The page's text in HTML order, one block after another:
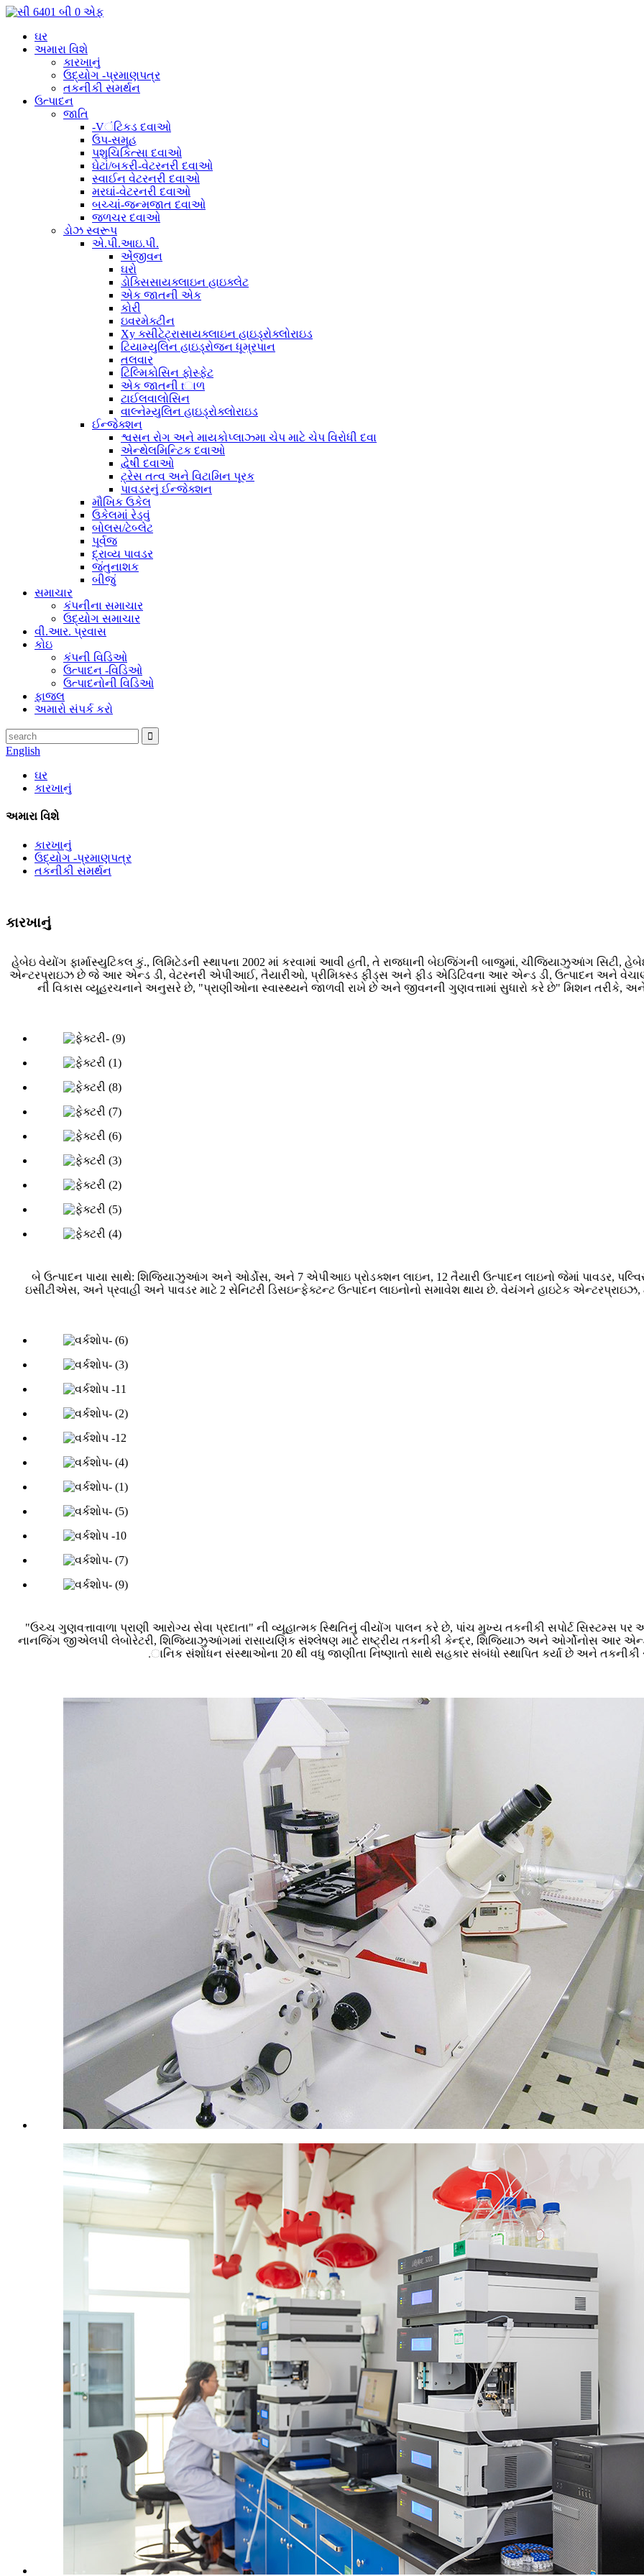
ઘર
અમારા વિશે
કારખાનું
ઉદ્યોગ -પ્રમાણપત્ર
તકનીકી સમર્થન
ઉત્પાદન
જાતિ
-Vંટિકડ દવાઓ
ઉપ-સમૂહ
પશુચિકિત્સા દવાઓ
ઘેટાં/બકરી-વેટરનરી દવાઓ
સ્વાઈન વેટરનરી દવાઓ
મરઘાં-વેટરનરી દવાઓ
બચ્ચાં-જન્મજાત દવાઓ
જળચર દવાઓ
ડોઝ સ્વરૂપ
એ.પી.આઇ.પી.
એંજીવન
ઘરો
ડોક્સિસાયક્લાઇન હાઇક્લેટ
એક જાતની એક
કોરી
ઇવરમેક્ટીન
Xy ક્સીટેટ્રાસાયક્લાઇન હાઇડ્રોક્લોરાઇડ
ટિયામ્યુલિન હાઇડ્રોજન ધૂમ્રપાન
તલવાર
ટિલ્મિકોસિન ફોસ્ફેટ
એક જાતની tાળ
ટાઈલવાલોસિન
વાલ્નેમ્યુલિન હાઇડ્રોક્લોરાઇડ
ઈન્જેક્શન
શ્વસન રોગ અને માયકોપ્લાઝ્મા ચેપ માટે ચેપ વિરોધી દવા
એન્થેલમિન્ટિક દવાઓ
દ્વેષી દવાઓ
ટ્રેસ તત્વ અને વિટામિન પૂરક
પાવડરનું ઈન્જેક્શન
મૌખિક ઉકેલ
ઉકેલમાં રેડવું
બોલસ/ટેબ્લેટ
પૂર્વજ
દ્રાવ્ય પાવડર
જંતુનાશક
બીજું
સમાચાર
કંપનીના સમાચાર
ઉદ્યોગ સમાચાર
વી.આર. પ્રવાસ
કોઇ
કંપની વિડિઓ
ઉત્પાદન -વિડિઓ
ઉત્પાદનોની વિડિઓ
ફાજલ
અમારો સંપર્ક કરો
English
ઘર
કારખાનું
અમારા વિશે
કારખાનું
ઉદ્યોગ -પ્રમાણપત્ર
તકનીકી સમર્થન
કારખાનું
હેબેઇ વેયોંગ ફાર્માસ્યુટિકલ કું., લિમિટેડની સ્થાપના 2002 માં કરવામાં આવી હતી, તે રાજધાની બેઇજિંગની બાજુમાં, ચીજિયાઝુઆંગ સિટી,
એન્ટરપ્રાઇઝ છે જે આર એન્ડ ડી, વેટરનરી એપીઆઈ, તૈયારીઓ, પ્રીમિક્સ્ડ ફીડ્સ અને ફીડ એડિટિવના આર એન્ડ ડી, ઉત્પાદન અને
ની વિકાસ વ્યૂહરચનાને અનુસરે છે, "પ્રાણીઓના સ્વાસ્થ્યને જાળવી રાખે છે અને જીવનની ગુણવત્તામાં સુધારો કરે છે" મિશન તરીકે,
બે ઉત્પાદન પાયા સાથે: શિજિયાઝુઆંગ અને ઓર્ડોસ, અને 7 એપીઆઇ પ્રોડક્શન લાઇન, 12 તૈયારી ઉત્પાદન લાઇનો જેમાં પાવડર,
ઇસીટીએસ, અને પ્રવાહી અને પાવડર માટે 2 સેનિટરી ડિસઇન્ફેક્ટન્ટ ઉત્પાદન લાઇનોનો સમાવેશ થાય છે. વેયંગને હાઇટેક
"ઉચ્ચ ગુણવત્તાવાળા પ્રાણી આરોગ્ય સેવા પ્રદાતા" ની વ્યૂહાત્મક સ્થિતિનું વીયોંગ પાલન કરે છે, પાંચ મુખ્ય તકનીકી સપોર્ટ સિસ્ટમ્સ પર
નાનજિંગ જીએલપી લેબોરેટરી, શિજિયાઝુઆંગમાં રાસાયણિક સંશ્લેષણ માટે રાષ્ટ્રીય તકનીકી કેન્દ્ર, શિજિયાઝ અને ઓર્ગોનોસ આર
.ાનિક સંશોધન સંસ્થાઓના 20 થી વધુ જાણીતા નિષ્ણાતો સાથે સહકાર સંબંધો સ્થાપિત કર્યા છે અને તકનીકી